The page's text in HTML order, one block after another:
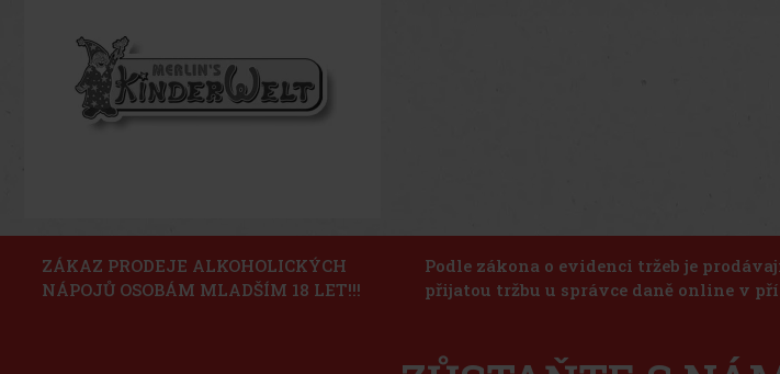
ZÁKAZ PRODEJE ALKOHOLICKÝCH
NÁPOJŮ OSOBÁM MLADŠÍM 18 LET!!!
Podle zákona o evidenci tržeb je
přijatou tržbu u správce daně online v